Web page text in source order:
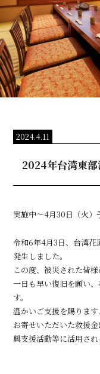
2024.4.11
2024年台湾東
実施中～4月30日（火）
令和6年4月3日、台湾花
発生しました。
この度、被災された皆
一日も早い復旧を願い
す。
温かいご支援を賜ります
お寄せいただいた救援金
興支援活動等に活用され